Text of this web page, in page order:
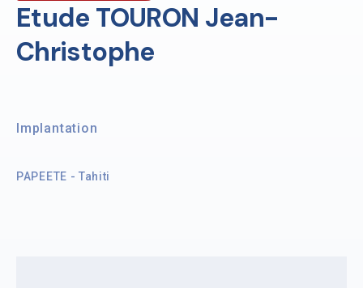
Etude TOURON Jean-
Christophe
Implantation
PAPEETE - Tahiti